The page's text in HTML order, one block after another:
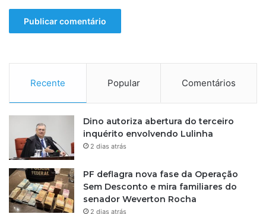
Recente Popular Comentários
Dino autoriza abertura do terceiro
inquérito envolvendo Lulinha
2 dias atrás
PF deflagra nova fase da Operação
Sem Desconto e mira familiares do
senador Weverton Rocha
2 dias atrás